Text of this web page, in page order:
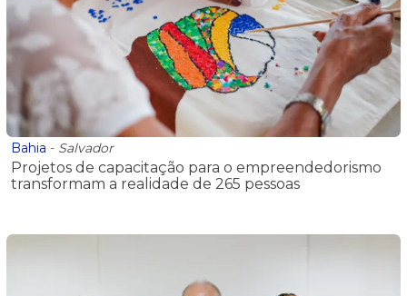
Bahia - Salvador
Projetos de capacitação para o empreendedorismo
transformam a realidade de 265 pessoas